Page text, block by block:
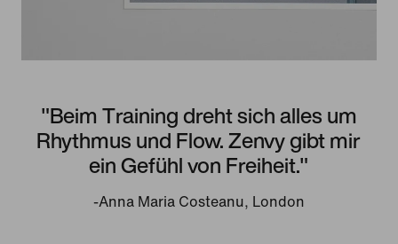
"Beim Training dreht sich alles um
Rhythmus und Flow. Zenvy gibt mir
ein Gefühl von Freiheit."
-Anna Maria Costeanu, London